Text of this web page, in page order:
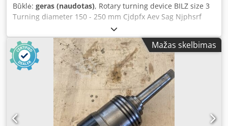
Būklė: geras (naudotas), Rotary turning device BILZ size 3
Turning diameter 150 - 250 mm Cjdpfx Aev Sag Njphsrf
Siegfried Volz Machine Tools Rüschebrinkstr. 151-153 DE -
44143 Dortmund - Wambel
Mažas skelbimas